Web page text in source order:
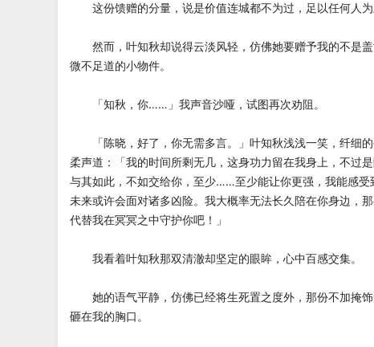
这份馈赠的分量，说是价值连城都不为过，足以任何人为
然而，叶知秋却说得云淡风轻，仿佛她要赠予我的不是盖
微不足道的小物件。
「知秋，你……」我声音沙哑，试图再次劝阻。
「陈晓，好了，你无需多言。」叶知秋浅浅一笑，纤细的
柔声道：「我的时间所剩无几，这身功力留在我身上，不过是
与其如此，不如交给你，至少……至少能让你更强，我能感受
未来或许会面对诸多凶险。我大概率无法长久陪在你身边，那
代替我在冥冥之中守护你吧！」
我看着叶知秋那双清澈却坚定的眼眸，心中百感交集。
她的语气平静，仿佛已经将生死置之度外，那份不加掩饰
砸在我的胸口。